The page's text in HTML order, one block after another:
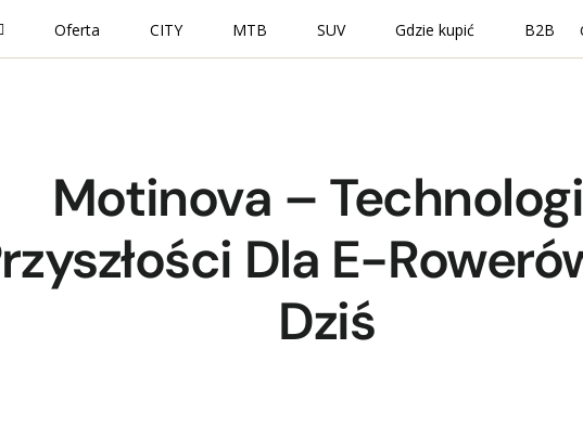
Oferta CITY MTB SUV Gdzie kupić B2B
Motinova –
Dla E-
Dziś